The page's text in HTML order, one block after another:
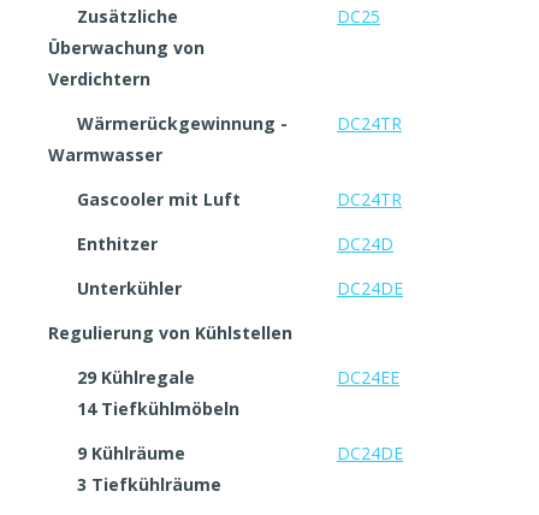
Zusätzliche
Überwachung von
Verdichtern
DC25
Wärmerückgewinnung -
Warmwasser
DC24TR
Gascooler mit Luft
DC24TR
Enthitzer
DC24D
Unterkühler
DC24DE
Regulierung von Kühlstellen
29 Kühlregale
14 Tiefkühlmöbeln
DC24EE
9 Kühlräume
3 Tiefkühlräume
DC24DE